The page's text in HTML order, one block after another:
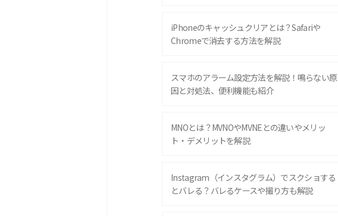
iPhoneのキャッシュクリアとは？Safariや
Chromeで消去する方法を解説
スマホのアラーム設定方法を解説！鳴らない原
因と対処法、便利機能も紹介
MNOとは？MVNOやMVNEとの違いやメリッ
ト・デメリットを解説
Instagram（インスタグラム）でスクショする
とバレる？バレるケースや撮り方も解説